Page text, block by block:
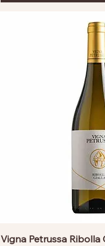
Vigna Petrussa Ribolla